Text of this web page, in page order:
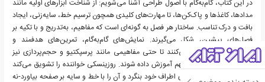
در این کتاب، گام‌به‌گام با اصول طراحی آشنا می‌شویم: از شناخت ابزارهای اولیه مانند
مدادها، کاغذها و پاک‌کن‌ها، تا مهارت‌های کلیدی همچون ترسیم خط، سایه‌زنی، ایجاد
بافت و درک تناسب. ساختار هر فصل به گونه‌ای است که مفاهیم، به‌تدریج و با تکیه بر
فصل‌های پیشین، شکل می‌گیرند. نمایش‌های گام‌به‌گام، تمرین‌های هدفمند و
مثال‌های بصری کمک می‌کنند تا حتی مفاهیمی مانند پرسپکتیو و حجم‌پردازی نیز
به‌روشی ملموس و قابل‌فهم آموزش داده شوند. روزینسکی خواننده را تشویق می‌کند
که با دقت و تأمل به دنیای اطراف خود بنگرد و آن را با خط و سایه بر صفحه بیاورد-نه